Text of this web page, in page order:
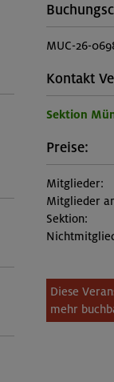
MUC-26-
Kontakt
Sektion
Preise:
Mitglieder:
Mitglieder
Sektion:
Diese
mehr